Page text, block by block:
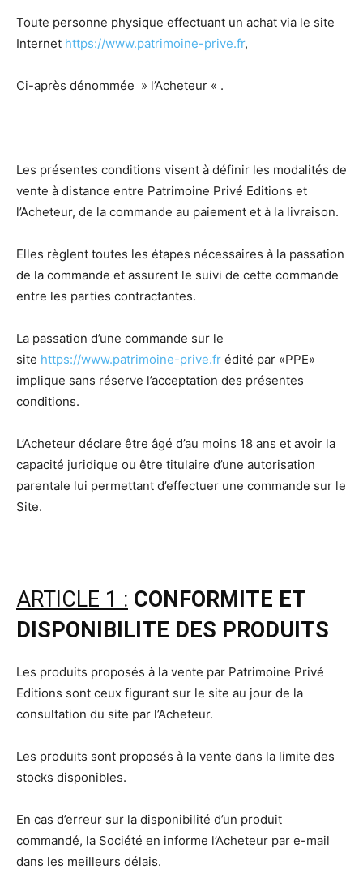
Toute personne physique effectuant un achat via le site
Internet https://www.patrimoine-prive.fr,
Ci-après dénommée » l’Acheteur « .
Les présentes conditions visent à définir les modalités de
vente à distance entre Patrimoine Privé Editions et
l’Acheteur, de la commande au paiement et à la livraison.
Elles règlent toutes les étapes nécessaires à la passation
de la commande et assurent le suivi de cette commande
entre les parties contractantes.
La passation d’une commande sur le
site https://www.patrimoine-prive.fr édité par «PPE»
implique sans réserve l’acceptation des présentes
conditions.
L’Acheteur déclare être âgé d’au moins 18 ans et avoir la
capacité juridique ou être titulaire d’une autorisation
parentale lui permettant d’effectuer une commande sur le
Site.
ARTICLE 1 : CONFORMITE ET
DISPONIBILITE DES PRODUITS
Les produits proposés à la vente par Patrimoine Privé
Editions sont ceux figurant sur le site au jour de la
consultation du site par l’Acheteur.
Les produits sont proposés à la vente dans la limite des
stocks disponibles.
En cas d’erreur sur la disponibilité d’un produit
commandé, la Société en informe l’Acheteur par e-mail
dans les meilleurs délais.